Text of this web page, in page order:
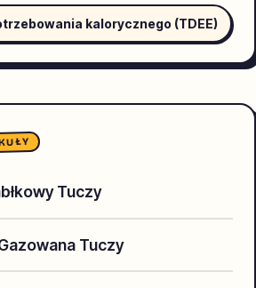
kalorycznego (TDEE)
Tuczy
Tuczy